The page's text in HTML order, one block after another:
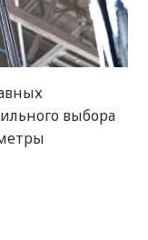
выбора